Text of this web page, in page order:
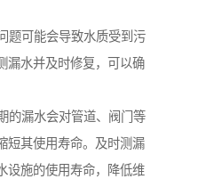
题可能会导致水质受到污
漏水并及时修复，可以确
的漏水会对管道、阀门等
短其使用寿命。及时测漏
设施的使用寿命，降低维